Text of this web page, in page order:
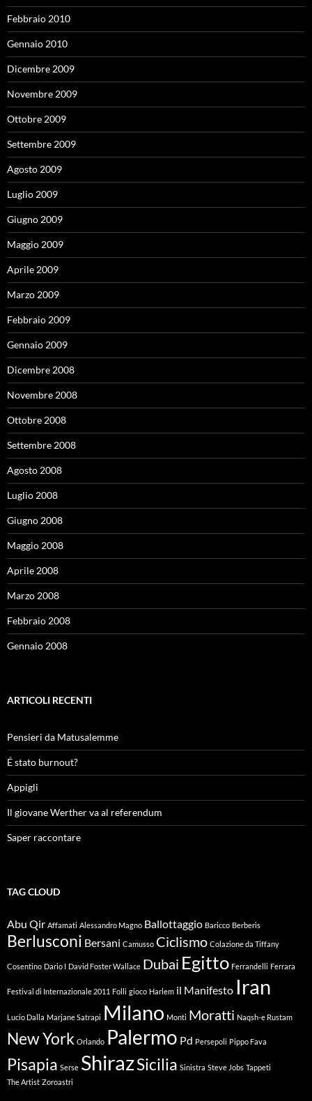
Febbraio 2010
Gennaio 2010
Dicembre 2009
Novembre 2009
Ottobre 2009
Settembre 2009
Agosto 2009
Luglio 2009
Giugno 2009
Maggio 2009
Aprile 2009
Marzo 2009
Febbraio 2009
Gennaio 2009
Dicembre 2008
Novembre 2008
Ottobre 2008
Settembre 2008
Agosto 2008
Luglio 2008
Giugno 2008
Maggio 2008
Aprile 2008
Marzo 2008
Febbraio 2008
Gennaio 2008
ARTICOLI RECENTI
Pensieri da Matusalemme
É stato burnout?
Appigli
Il giovane Werther va al referendum
Saper raccontare
TAG CLOUD
Abu Qir Affamati Alessandro Magno Ballottaggio Baricco Berberis
Berlusconi Bersani Camusso Ciclismo Colazione da Tiffany
Cosentino Dario I David Foster Wallace Dubai Egitto Ferrandelli Ferrara
Festival di Internazionale 2011 Folli gioco Harlem il Manifesto Iran
Lucio Dalla Marjane Satrapi Milano Monti Moratti Naqsh-e Rustam
New York Orlando Palermo Pd Persepoli Pippo Fava
Pisapia Serse ShirazSicilia Sinistra Steve Jobs Tappeti
The Artist Zoroastri